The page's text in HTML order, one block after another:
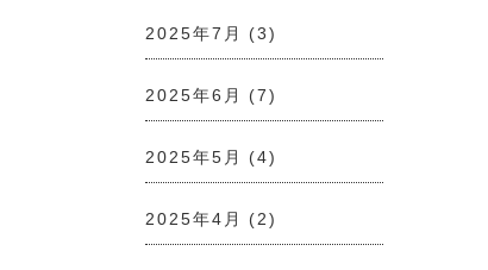
2025年7月 (3)
2025年6月 (7)
2025年5月 (4)
2025年4月 (2)